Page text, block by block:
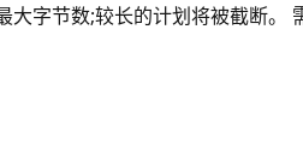
大字节数;较长的计划将被截断。